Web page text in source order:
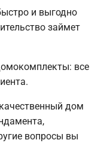
и выгодно
займет
все
дом
вопросы вы